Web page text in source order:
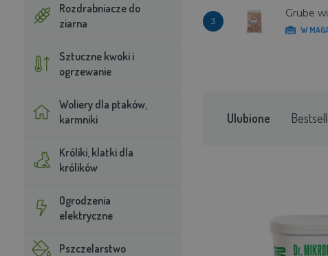
Rozdrabniacze do
ziarna
Sztuczne kwoki i
ogrzewanie
Woliery dla ptaków,
karmniki
Króliki, klatki dla
królików
Ogrodzenia
elektryczne
Pszczelarstwo
3
Grube
W
Ulubione